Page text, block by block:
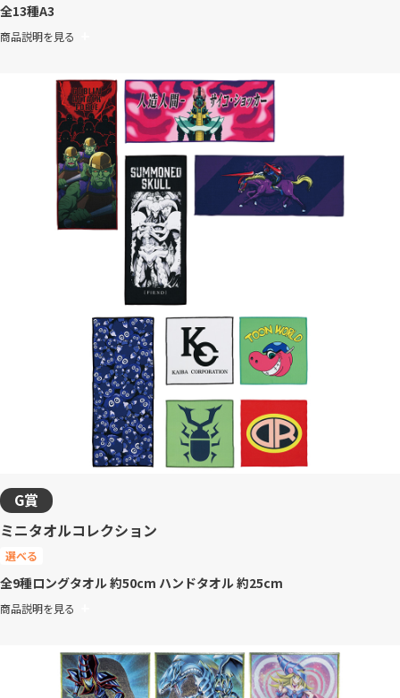
全13種A3
商品説明を見る
G賞
ミニタオルコレクション
選べる
全9種ロングタオル 約50cm ハンドタオル 約25cm
商品説明を見る